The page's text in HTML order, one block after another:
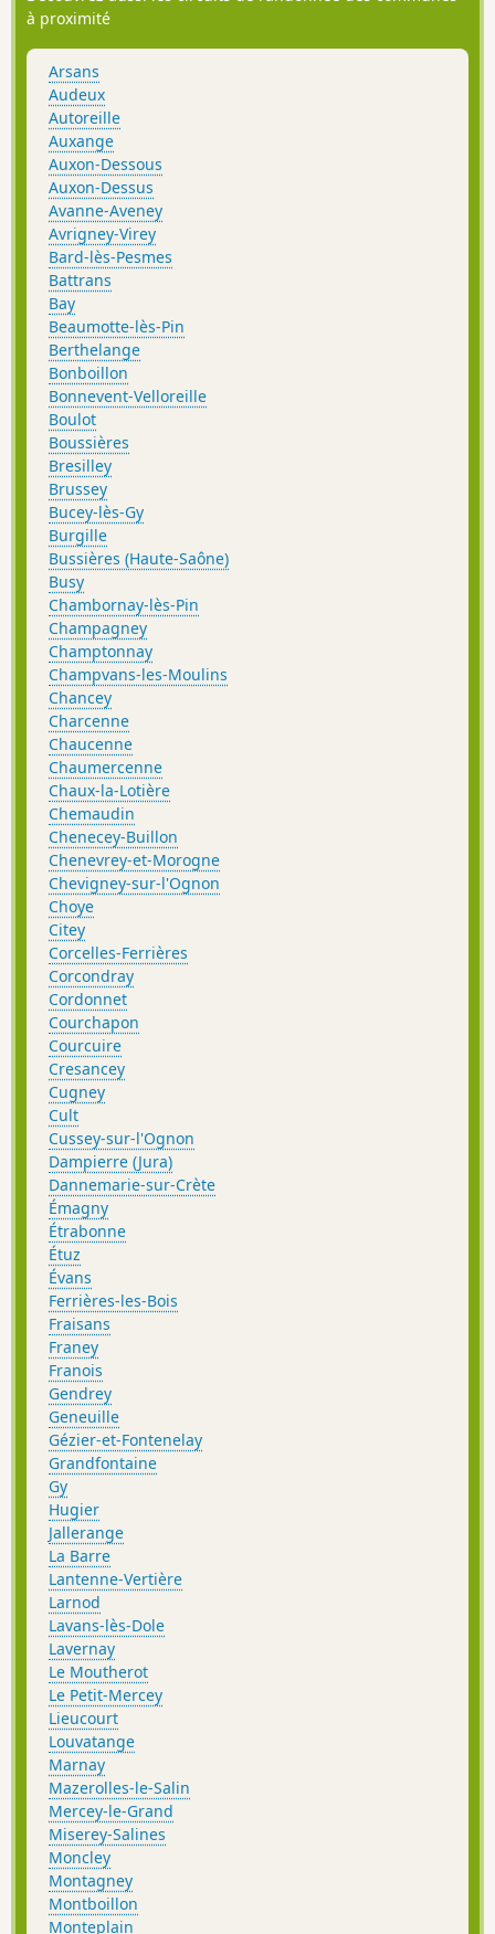
à proximité
Arsans
Audeux
Autoreille
Auxange
Auxon-Dessous
Auxon-Dessus
Avanne-Aveney
Avrigney-Virey
Bard-lès-Pesmes
Battrans
Bay
Beaumotte-lès-Pin
Berthelange
Bonboillon
Bonnevent-Velloreille
Boulot
Boussières
Bresilley
Brussey
Bucey-lès-Gy
Burgille
Bussières (Haute-Saône)
Busy
Chambornay-lès-Pin
Champagney
Champtonnay
Champvans-les-Moulins
Chancey
Charcenne
Chaucenne
Chaumercenne
Chaux-la-Lotière
Chemaudin
Chenecey-Buillon
Chenevrey-et-Morogne
Chevigney-sur-l'Ognon
Choye
Citey
Corcelles-Ferrières
Corcondray
Cordonnet
Courchapon
Courcuire
Cresancey
Cugney
Cult
Cussey-sur-l'Ognon
Dampierre (Jura)
Dannemarie-sur-Crète
Émagny
Étrabonne
Étuz
Évans
Ferrières-les-Bois
Fraisans
Franey
Franois
Gendrey
Geneuille
Gézier-et-Fontenelay
Grandfontaine
Gy
Hugier
Jallerange
La Barre
Lantenne-Vertière
Larnod
Lavans-lès-Dole
Lavernay
Le Moutherot
Le Petit-Mercey
Lieucourt
Louvatange
Marnay
Mazerolles-le-Salin
Mercey-le-Grand
Miserey-Salines
Moncley
Montagney
Montboillon
Monteplain